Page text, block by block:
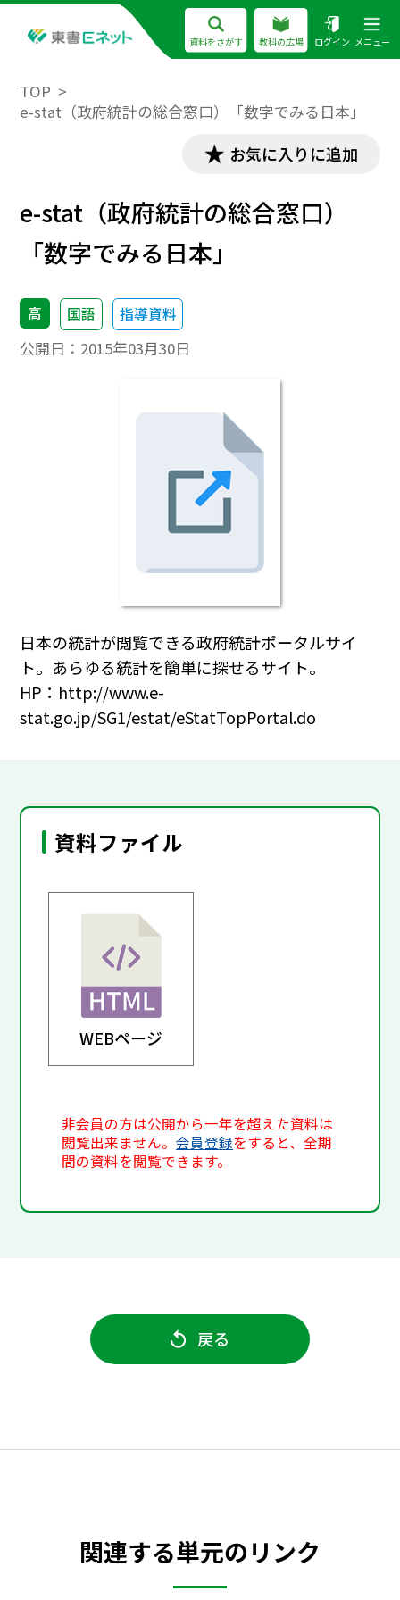
資料をさがす 教科の広場 ログイン メニュー
TOP
e-stat（政府統計の総合窓口）「数字でみる日本」
お気に入りに追加
e-stat（政府統計の総合窓口）
「数字でみる日本」
高 国語 指導資料
公開日： 2015年03月30日
日本の統計が閲覧できる政府統計ポータルサイ
ト。あらゆる統計を簡単に探せるサイト。
HP：http://www.e-
stat.go.jp/SG1/estat/eStatTopPortal.do
資料ファイル
WEBページ
非会員の方は公開から一年を超えた資料は
閲覧出来ません。会員登録をすると、全期
間の資料を閲覧できます。
戻る
関連する単元のリンク